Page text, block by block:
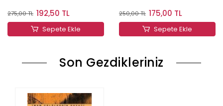
275,00 TL 192,50 TL
Sepete Ekle
250,00 TL 175,00 TL
Sepete Ekle
Son Gezdikleriniz